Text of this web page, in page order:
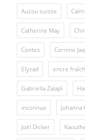
Auzou suisse
Catherine May
Contes Corinne
Elyzad encre
Gabriella Zalapì
inconnue Johanna
Joël Dicker